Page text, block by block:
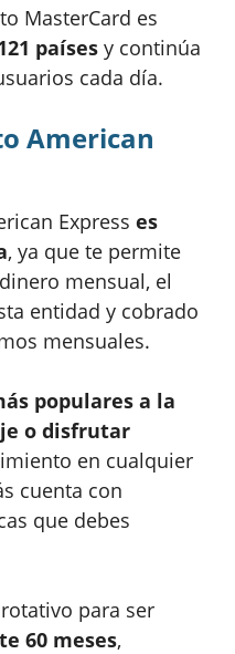
MasterCard es
países y continúa
cada día.
American
Express es
, ya que te permite
mensual, el
entidad y cobrado
mensuales.
populares a la
o disfrutar
en cualquier
cuenta con
que debes
para ser
60 meses,